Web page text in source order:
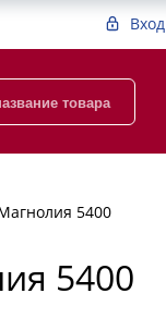
Вход
5400
5400